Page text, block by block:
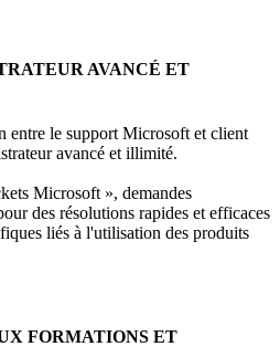
AVANCÉ ET
entre le support Microsoft et client
avancé et illimité.
Microsoft », demandes
des résolutions rapides et efficaces
liés à l'utilisation des produits
FORMATIONS ET